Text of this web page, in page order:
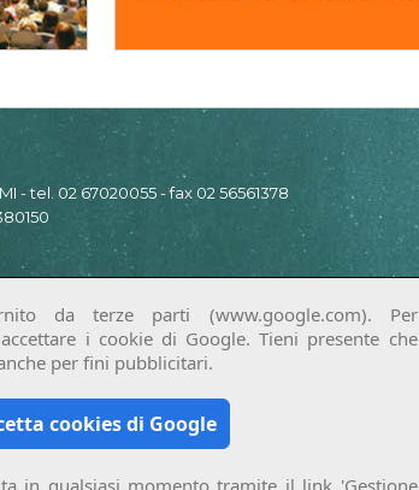
- tel. 02 67020055 - fax 02 56561378
da terze parti (www.google.com). Per
i cookie di Google. Tieni presente che
per fini pubblicitari.
cookies di Google
in qualsiasi momento tramite il link 'Gestione